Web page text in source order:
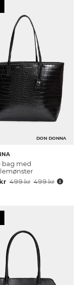
DON DONNA
bag med
499 kr 499 kr